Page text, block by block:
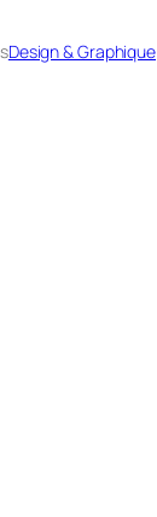
Design & Graphique